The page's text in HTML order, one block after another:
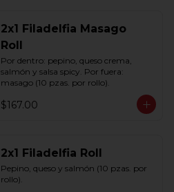
2x1 Filadelfia Masago
Roll
Por dentro: pepino, queso crema,
salmón y salsa spicy. Por fuera:
masago (10 pzas. por rollo).
$167.00
2x1 Filadelfia Roll
Pepino, queso y salmón (10 pzas. por
rollo).